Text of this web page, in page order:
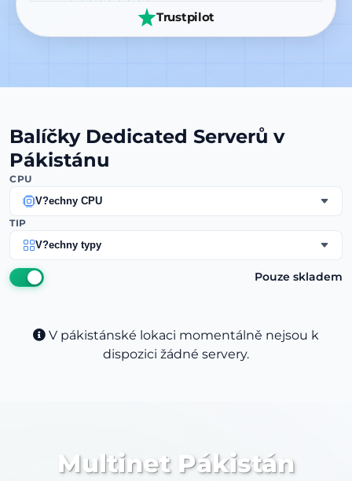
Trustpilot
Balíčky Dedicated Serverů v
Pákistánu
CPU
V?echny CPU
TIP
V?echny typy
Pouze skladem
V pákistánské lokaci momentálně nejsou k
dispozici žádné servery.
Multinet Pákistán